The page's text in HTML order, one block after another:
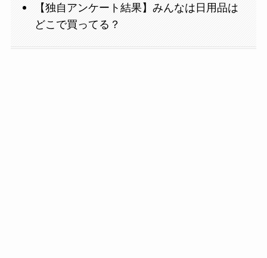
【独自アンケート結果】みんなは日用品は
どこで買ってる？